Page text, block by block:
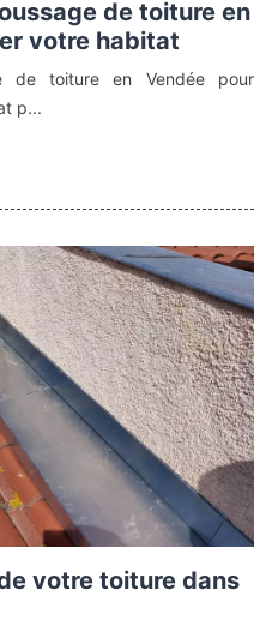
de toiture en
votre habitat
de toiture en Vendée pour
p...
votre toiture dans